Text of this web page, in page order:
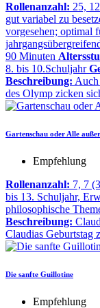
Rollenanzahl: 25,
gut variabel zu
vorgesehen; optimal
90 Minuten
8. bis 10.Schuljahr
Beschreibung: Auch
des Olymp zicken
Gartenschau oder Alle
Empfehlung
Rollenanzahl: 7, 7
bis 13. Schuljahr,
philosophische
Beschreibung:
Claudias Geburtstag
Die sanfte Guillotine
Empfehlung